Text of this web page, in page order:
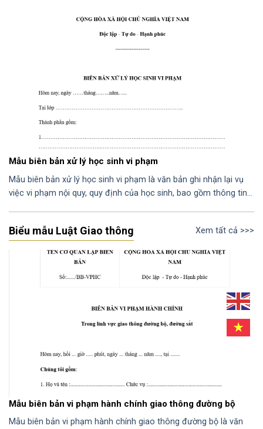
Mẫu biên bản xử lý học sinh vi phạm
Mẫu biên bản xử lý học sinh vi phạm là văn bản ghi nhận lại vụ
việc vi phạm nội quy, quy định của học sinh, bao gồm thông tin…
Biểu mẫu Luật Giao thông Xem tất cả >>>
Mẫu biên bản vi phạm hành chính giao thông đường bộ
Mẫu biên bản vi phạm hành chính giao thông đường bộ là văn